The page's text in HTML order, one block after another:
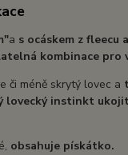
a s ocáskem z fleecu
kombinace pro
či méně skrytý lovec a
lovecký instinkt ukojit
obsahuje pískátko.